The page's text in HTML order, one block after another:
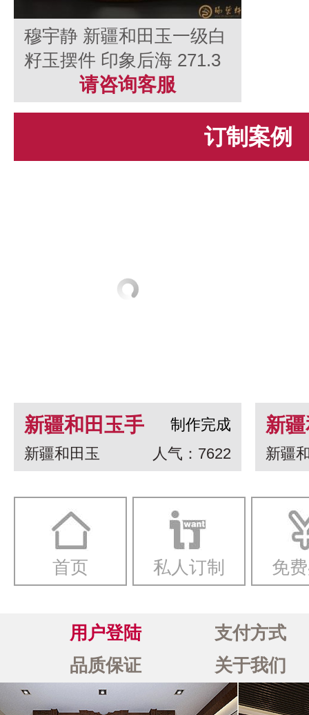
穆宇静 新疆和田玉一级白
籽玉摆件 印象后海 271.3
请咨询客服
订制案例
新疆和田玉手
串 龙生九子
制作完成
新疆和田玉
人气：7622
新
白
一
新疆
首页 私人订制 免
用户登陆
支付方式
品质保证
关于我们